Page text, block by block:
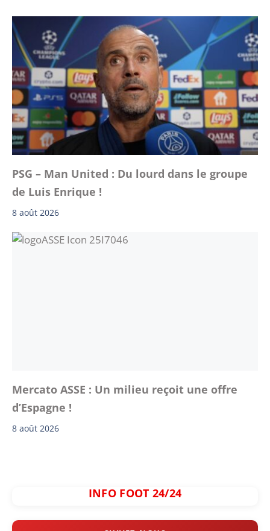
PSG – Man United : Du lourd dans le groupe
de Luis Enrique !
8 août 2026
Mercato ASSE : Un milieu reçoit une offre
d’Espagne !
8 août 2026
INFO FOOT 24/24